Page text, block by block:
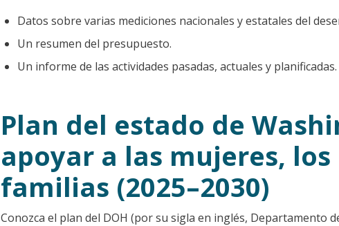
Datos sobre varias mediciones nacionales y estatales del
Un resumen del presupuesto.
Un informe de las actividades pasadas, actuales y planificadas.
Plan del estado de
apoyar a las mujeres,
familias (2025–2030)
Conozca el plan del DOH (por su sigla en inglés, Departamento